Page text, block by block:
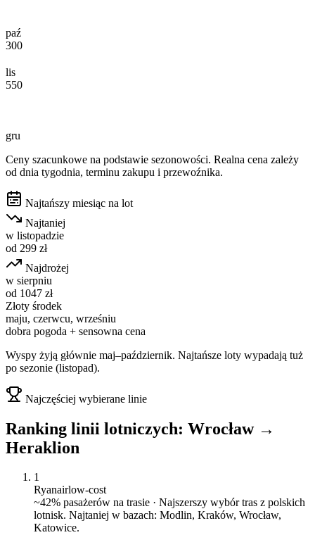
paź
300
lis
550
gru
Ceny szacunkowe na podstawie sezonowości. Realna cena zależy
od dnia tygodnia, terminu zakupu i przewoźnika.
Najtańszy miesiąc na lot
Najtaniej
w listopadzie
od 299 zł
Najdrożej
w sierpniu
od 1047 zł
Złoty środek
maju, czerwcu, wrześniu
dobra pogoda + sensowna cena
Wyspy żyją głównie maj–październik. Najtańsze loty wypadają tuż
po sezonie (listopad).
Najczęściej wybierane linie
Ranking linii lotniczych: Wrocław→
Heraklion
1
Ryanairlow-cost
~42% pasażerów na trasie · Najszerszy wybór tras z polskich
lotnisk. Najtaniej w bazach: Modlin, Kraków, Wrocław,
Katowice.